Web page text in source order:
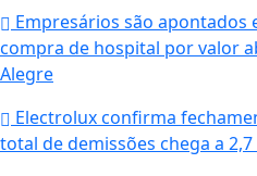
Empresários são apontados
compra de hospital por valor
Alegre
Electrolux confirma
total de demissões chega a 2,7